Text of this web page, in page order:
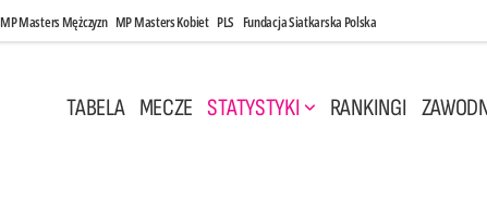
MP Masters Mężczyzn MP Masters Kobiet PLS Fundacja Siatkarska Polska
TABELA MECZE STATYSTYKI RANKINGI